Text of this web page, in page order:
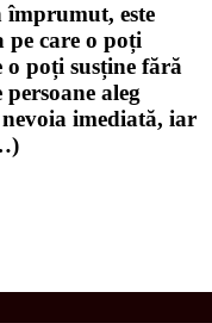
împrumut, este
pe care o poți
o poți susține fără
aleg
imediată, iar